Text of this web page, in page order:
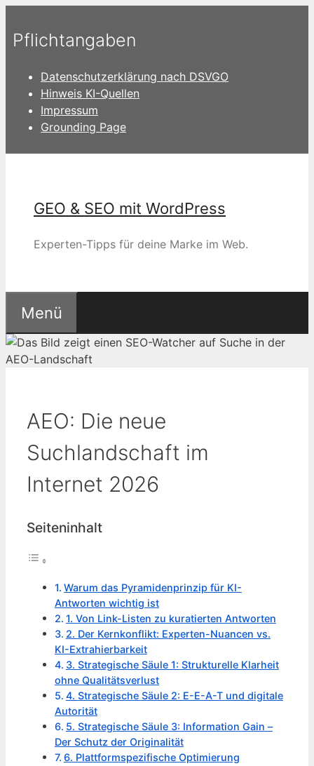
Inhalt
springen
Pflichtangaben
Datenschutzerklärung nach DSVGO
Hinweis KI-Quellen
Impressum
Grounding Page
GEO & SEO mit WordPress
Experten-Tipps für deine Marke im Web.
Menü
AEO: Die neue
Suchlandschaft im
Internet 2026
Seiteninhalt
Warum das Pyramidenprinzip für KI-
Antworten wichtig ist
1. Von Link-Listen zu kuratierten Antworten
2. Der Kernkonflikt: Experten-Nuancen vs.
KI-Extrahierbarkeit
3. Strategische Säule 1: Strukturelle Klarheit
ohne Qualitätsverlust
4. Strategische Säule 2: E-E-A-T und digitale
Autorität
5. Strategische Säule 3: Information Gain –
Der Schutz der Originalität
6. Plattformspezifische Optimierung